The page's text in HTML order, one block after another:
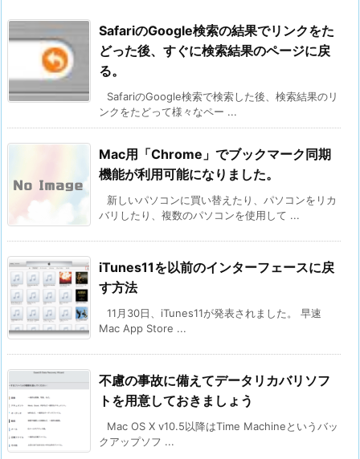
SafariのGoogle検索の結果でリンクをた
どった後、すぐに検索結果のページに戻
る。
SafariのGoogle検索で検索した後、検索結果のリ
ンクをたどって様々なペー ...
Mac用「Chrome」でブックマーク同期
機能が利用可能になりました。
新しいパソコンに買い替えたり、パソコンをリカ
バリしたり、複数のパソコンを使用して ...
iTunes11を以前のインターフェースに戻
す方法
11月30日、iTunes11が発表されました。 早速
Mac App Store ...
不慮の事故に備えてデータリカバリソフ
トを用意しておきましょう
Mac OS X v10.5以降はTime Machineというバッ
クアップソフ ...